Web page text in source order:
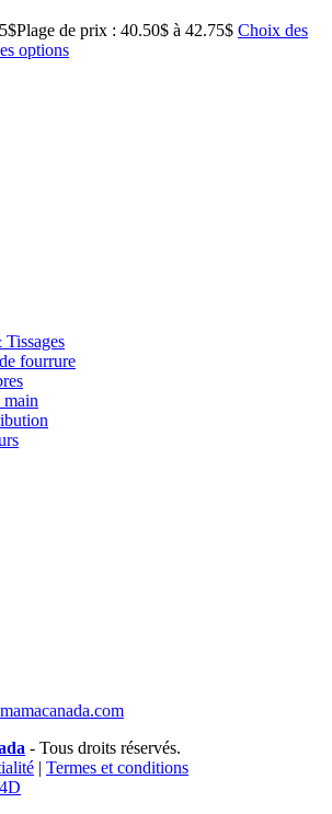
$Plage de prix : 40.50$ à 42.75$ Choix des
options
fourrure
main
- Tous droits réservés.
| Termes et conditions